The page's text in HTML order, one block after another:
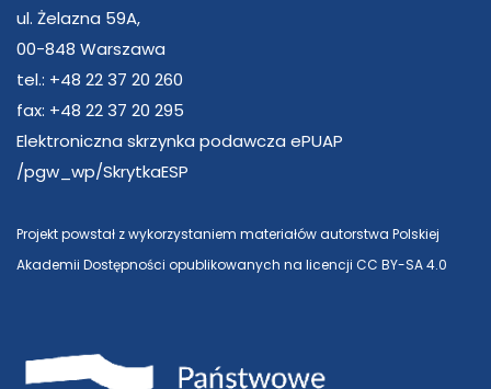
ul. Żelazna 59A,
00-848 Warszawa
tel.: +48 22 37 20 260
fax: +48 22 37 20 295
Elektroniczna skrzynka podawcza ePUAP
/pgw_wp/SkrytkaESP
Projekt powstał z wykorzystaniem materiałów autorstwa Polskiej
Akademii Dostępności opublikowanych na licencji CC BY-SA 4.0